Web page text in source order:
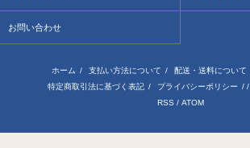
お問い合わせ
ホーム / 支払い方法について / 配送・送料について
特定商取引法に基づく表記 / プライバシーポリシー / /
RSS / ATOM